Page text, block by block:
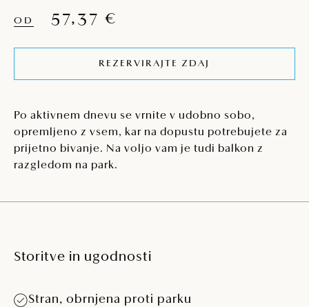
OD 57,37 €
REZERVIRAJTE ZDAJ
Po aktivnem dnevu se vrnite v udobno sobo,
opremljeno z vsem, kar na dopustu potrebujete za
prijetno bivanje. Na voljo vam je tudi balkon z
razgledom na park.
Storitve in ugodnosti
Stran, obrnjena proti parku